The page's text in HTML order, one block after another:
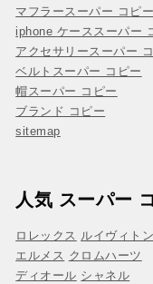
マフラースーパー コピー
iphone ケーススーパー
アクセサリースーパー
ベルトスーパー コピー
帽スーパー コピー
ブランド コピー
sitemap
人気 スーパー
ロレックス ルイヴィトン
エルメス クロムハーツ
ディオール シャネル